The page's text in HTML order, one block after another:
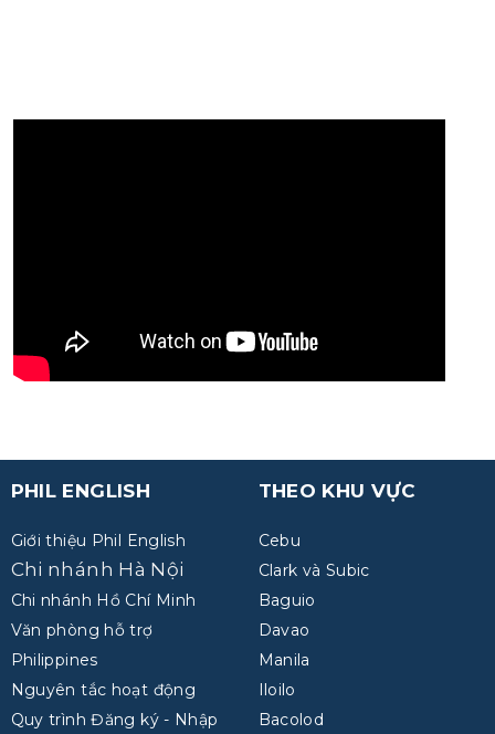
PHIL ENGLISH
Giới thiệu Phil English
Chi nhánh Hà Nội
Chi nhánh Hồ Chí Minh
Văn phòng hỗ trợ
Philippines
Nguyên tắc hoạt động
Quy trình Đăng ký - Nhập
THEO KHU VỰC
Cebu
Clark và Subic
Baguio
Davao
Manila
Iloilo
Bacolod